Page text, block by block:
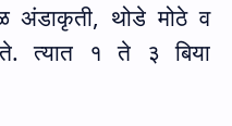
अंडाकृती, थोडे मोठे व
त्यात १ ते ३ बिया